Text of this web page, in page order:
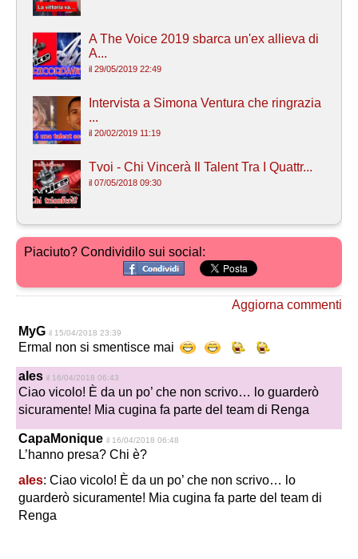
A The Voice 2019 sbarca un'ex allieva di
A...
il 29/05/2019 22:49
Intervista a Simona Ventura che ringrazia
...
il 20/02/2019 11:19
Tvoi - Chi Vincerà Il Talent Tra I Quattr...
il 07/05/2018 09:30
Piaciuto? Condividilo sui social:
Aggiorna commenti
MyG il 15/04/2018 23:39
Ermal non si smentisce mai
ales il 16/04/2018 06:43
Ciao vicolo! È da un po’ che non scrivo… lo guarderò
sicuramente! Mia cugina fa parte del team di Renga
CapaMonique il 16/04/2018 06:48
L’hanno presa? Chi è?
ales: Ciao vicolo! È da un po’ che non scrivo… lo
guarderò sicuramente! Mia cugina fa parte del team di
Renga